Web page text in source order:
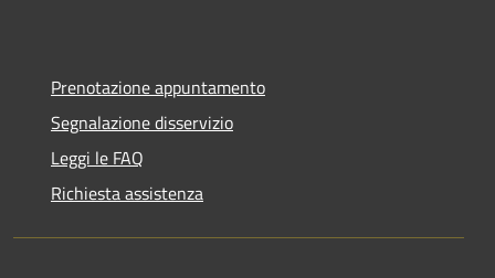
Prenotazione appuntamento
Segnalazione disservizio
Leggi le FAQ
Richiesta assistenza